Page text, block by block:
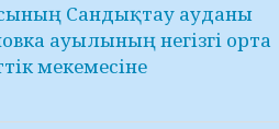
Сандықтау ауданы
ауылының негізгі орта
мекемесіне